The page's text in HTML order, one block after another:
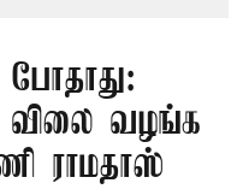
விலை வழங்க
ராமதாஸ்